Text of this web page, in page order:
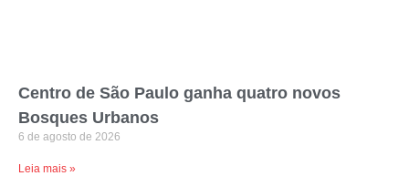
Centro de São Paulo ganha quatro novos
Bosques Urbanos
6 de agosto de 2026
Leia mais »